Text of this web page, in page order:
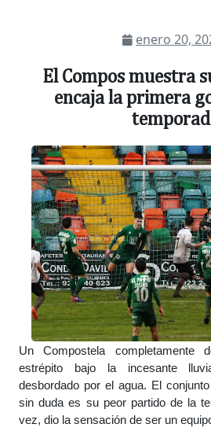
enero 20,
El Compos muestra
encaja la primera
Un Compostela completamente
estrépito bajo la incesante
desbordado por el agua. El
sin duda es su peor partido de la
vez, dio la sensación de ser un